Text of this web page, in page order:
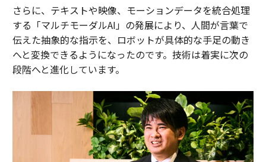
さらに、テキストや映像、モーションデータを統合処理
する「マルチモーダルAI」の発展により、人間が言葉で
伝えた抽象的な指示を、ロボットが具体的な手足の動き
へと変換できるようになったのです。技術は着実に次の
段階へと進化しています。